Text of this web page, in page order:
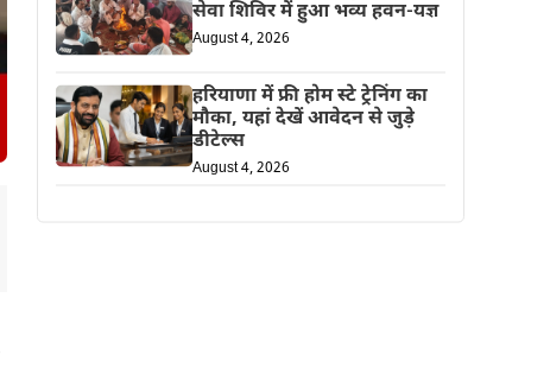
सेवा शिविर में हुआ भव्य हवन-यज्ञ
August 4, 2026
हरियाणा में फ्री होम स्टे ट्रेनिंग का
मौका, यहां देखें आवेदन से जुड़े
डीटेल्स
August 4, 2026